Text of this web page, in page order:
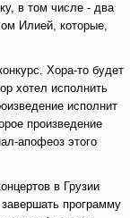
в том числе - два
Илией, которые,
Хора-то будет
хотел исполнить
исполнит
произведение
апофеоз этого
в Грузии
программу